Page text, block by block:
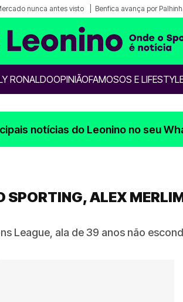
nunca antes visto Benfica avança por
RONALDOOPINIÃOFAMOSOS E
notícias do Leonino no seu
SPORTING, ALEX
League, ala de 39 anos não